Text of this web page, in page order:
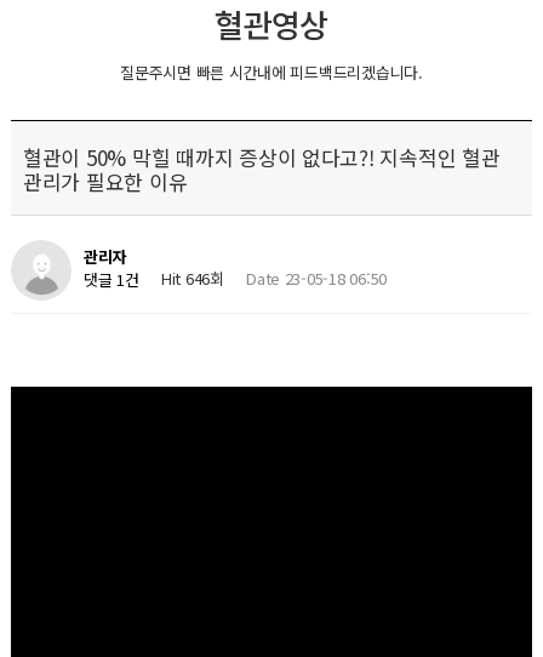
혈관영상
질문주시면 빠른 시간내에 피드백드리겠습니다.
혈관이 50% 막힐 때까지 증상이 없다고?! 지속적인 혈관
관리가 필요한 이유
관리자
댓글 1건
Hit 646회 Date 23-05-18 06:50